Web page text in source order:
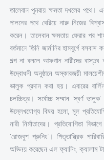
তালেবান পুনরায় ক্ষমতা দখলের পথে।
পালনের পথে বেরিয়ে নারু নিজের
করেন। তালেবান ক্ষমতায় ফেরার পর
বর্তমানে তিনি জার্মানির হামবুর্গে
গল্প না বললে আফগান নারীদের বাস্তব
উদ্বোধনী অনুষ্ঠানে অস্কারজয়ী
ভালুক প্রদান করা হয়। এবারের
চলচ্চিত্র। সর্বোচ্চ সম্মান ‘স্বর্ণ
উল্লেখযোগ্য বিষয় হলো, মূল
নারী নির্মাতাদের। প্রতিযোগিতা
‘রোজবুশ প্রুনিং’। পিতৃতান্ত্রিক
অভিনয় করেছেন এল ফ্যানিং, ক্যালাম